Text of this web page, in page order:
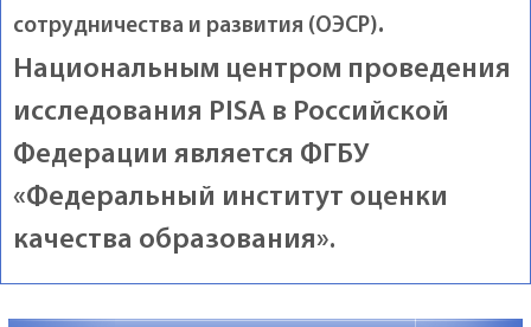
сотрудничества и развития (ОЭСР).
Национальным центром проведения
исследования PISA в Российской
Федерации является ФГБУ
«Федеральный институт оценки
качества образования».